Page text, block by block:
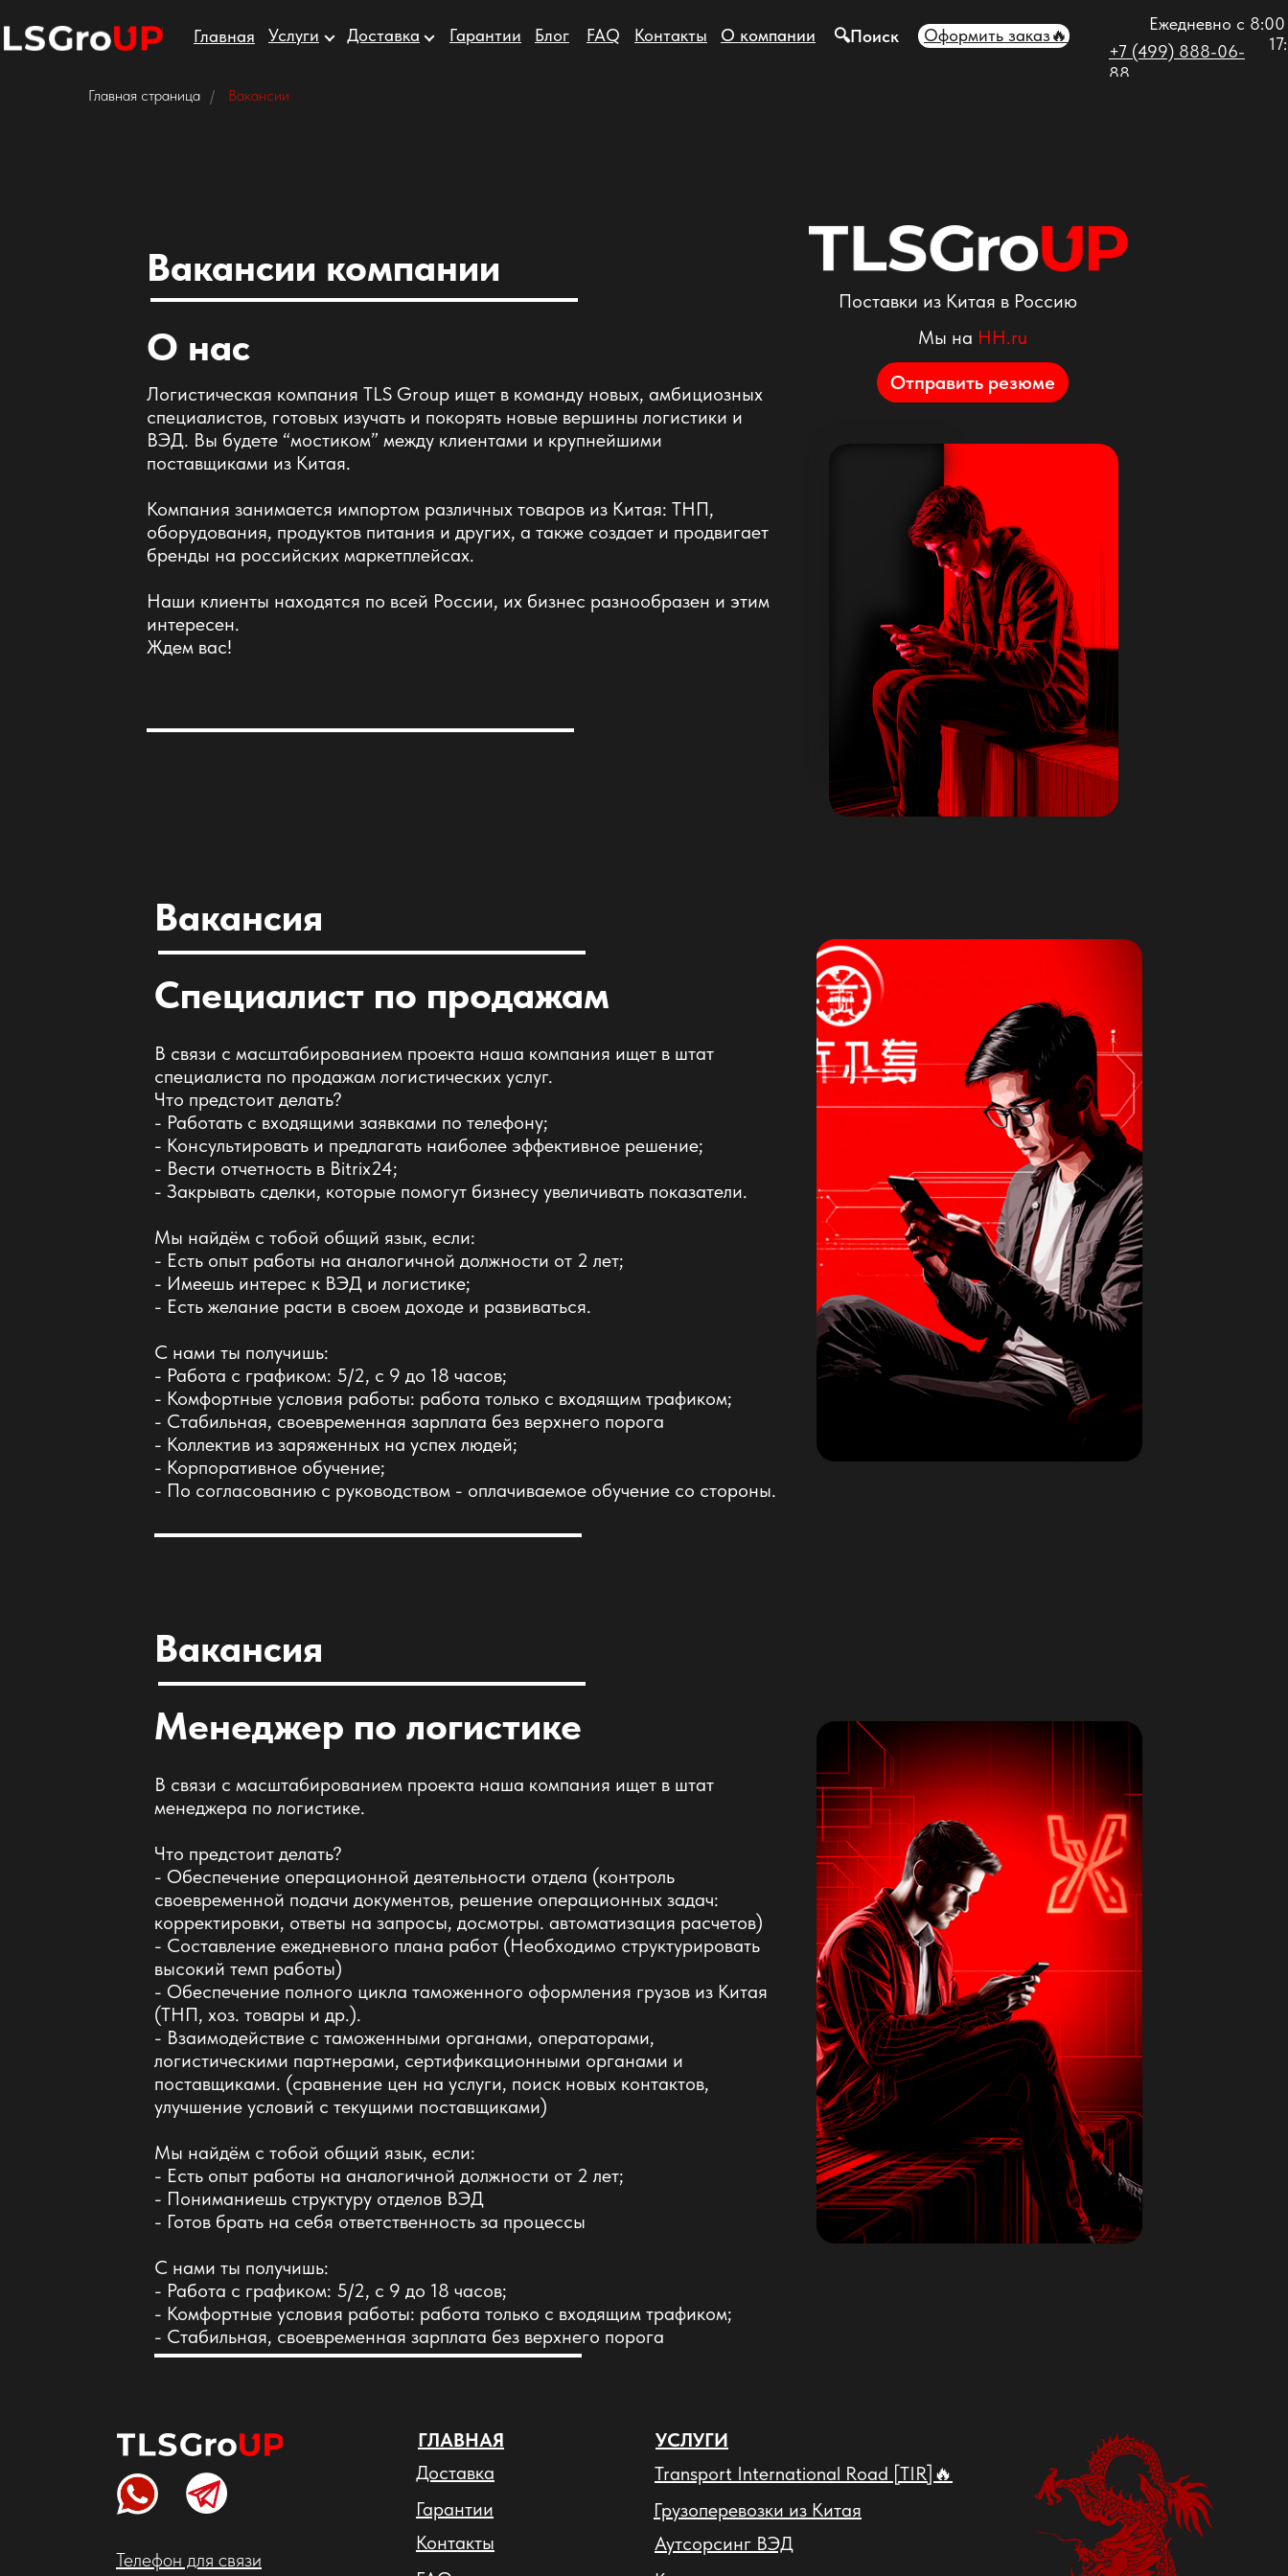
Услуги
Главная Доставка Блог
Гарантии О компании
FAQ Оформить заказ🔥
Контакты
Ежедневно с
+7 (499) 888-06-
88
🔍Поиск
Главная страница / Вакансии
Вакансии компании
О нас
Логистическая компания TLS Group ищет в команду новых, амбициозных
специалистов, готовых изучать и покорять новые вершины логистики и
ВЭД. Вы будете “мостиком” между клиентами и крупнейшими
поставщиками из Китая.
Компания занимается импортом различных товаров из Китая: ТНП,
оборудования, продуктов питания и других, а также создает и продвигает
бренды на российских маркетплейсах.
Наши клиенты находятся по всей России, их бизнес разнообразен и этим
интересен.
Ждем вас!
Поставки из Китая в Россию
HH.ru
Мы на
Отправить резюме
Вакансия
Специалист по продажам
В связи с масштабированием проекта наша компания ищет в штат
специалиста по продажам логистических услуг.
Что предстоит делать?
- Работать с входящими заявками по телефону;
- Консультировать и предлагать наиболее эффективное решение;
- Вести отчетность в Bitrix24;
- Закрывать сделки, которые помогут бизнесу увеличивать показатели.
Мы найдём с тобой общий язык, если:
- Есть опыт работы на аналогичной должности от 2 лет;
- Имеешь интерес к ВЭД и логистике;
- Есть желание расти в своем доходе и развиваться.
С нами ты получишь:
- Работа с графиком: 5/2, с 9 до 18 часов;
- Комфортные условия работы: работа только с входящим трафиком;
- Стабильная, своевременная зарплата без верхнего порога
- Коллектив из заряженных на успех людей;
- Корпоративное обучение;
- По согласованию с руководством - оплачиваемое обучение со стороны.
Вакансия
Менеджер по логистике
В связи с масштабированием проекта наша компания ищет в штат
менеджера по логистике.
Что предстоит делать?
- Обеспечение операционной деятельности отдела (контроль
своевременной подачи документов, решение операционных задач:
корректировки, ответы на запросы, досмотры. автоматизация расчетов)
- Составление ежедневного плана работ (Необходимо структурировать
высокий темп работы)
- Обеспечение полного цикла таможенного оформления грузов из Китая
(ТНП, хоз. товары и др.).
- Взаимодействие с таможенными органами, операторами,
логистическими партнерами, сертификационными органами и
поставщиками. (сравнение цен на услуги, поиск новых контактов,
улучшение условий с текущими поставщиками)
Мы найдём с тобой общий язык, если:
- Есть опыт работы на аналогичной должности от 2 лет;
- Пониманиешь структуру отделов ВЭД
- Готов брать на себя ответственность за процессы
С нами ты получишь:
- Работа с графиком: 5/2, с 9 до 18 часов;
- Комфортные условия работы: работа только с входящим трафиком;
- Стабильная, своевременная зарплата без верхнего порога
ГЛАВНАЯ УСЛУГИ
Грузоперевозки из Китая
Гарантии
Аутсорсинг ВЭД
Контакты
Transport International Road [TIR]🔥
Доставка
Телефон для связи